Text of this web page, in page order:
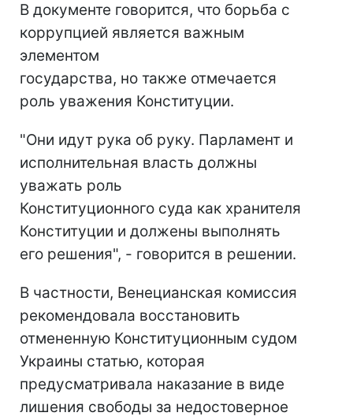
В документе говорится, что борьба с
коррупцией является важным
элементом
государства, но также отмечается
роль уважения Конституции.
"Они идут рука об руку. Парламент и
исполнительная власть должны
уважать роль
Конституционного суда как хранителя
Конституции и должены выполнять
его решения", - говорится в решении.
В частности, Венецианская комиссия
рекомендовала восстановить
отмененную Конституционным судом
Украины статью, которая
предусматривала наказание в виде
лишения свободы за недостоверное